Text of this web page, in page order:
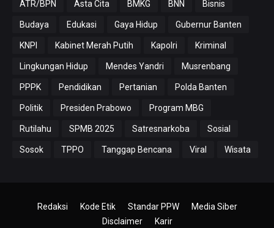
ATR/BPN Asta Cita BMKG BNN Bisnis
Budaya Edukasi Gaya Hidup Gubernur Banten
KNPI Kabinet Merah Putih Kapolri Kriminal
Lingkungan Hidup Mendes Yandri Musrenbang
PPPK Pendidikan Pertanian Polda Banten
Politik Presiden Prabowo Program MBG
Rutilahu SPMB 2025 Satresnarkoba Sosial
Sosok TPPO Tanggap Bencana Viral Wisata
Redaksi Kode Etik Standar PPW
Media Siber
Disclaimer
Karir